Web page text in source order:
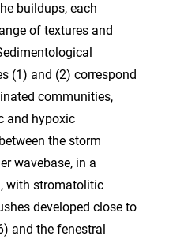
buildups, each
of textures and
(1) and (2) correspond
communities,
and hypoxic
the storm
wavebase, in a
with stromatolitic
developed close to
and the fenestral